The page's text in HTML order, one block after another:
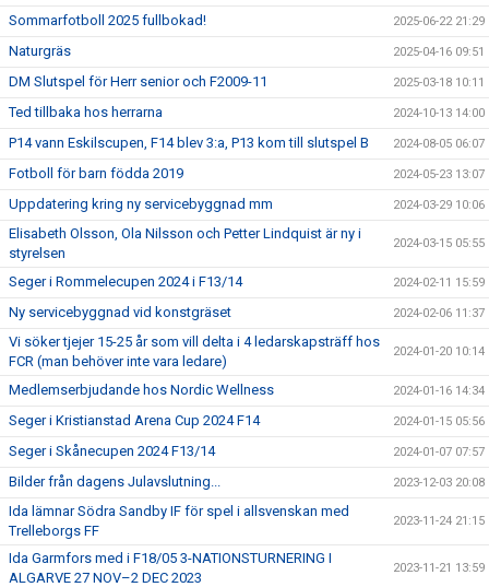
Sommarfotboll 2025 fullbokad! 2025-06-22 21:29
Naturgräs 2025-04-16 09:51
DM Slutspel för Herr senior och F2009-11 2025-03-18 10:11
Ted tillbaka hos herrarna 2024-10-13 14:00
P14 vann Eskilscupen, F14 blev 3:a, P13 kom till slutspel B 2024-08-05 06:07
Fotboll för barn födda 2019 2024-05-23 13:07
Uppdatering kring ny servicebyggnad mm 2024-03-29 10:06
Elisabeth Olsson, Ola Nilsson och Petter Lindquist är ny i
styrelsen
2024-03-15 05:55
Seger i Rommelecupen 2024 i F13/14 2024-02-11 15:59
Ny servicebyggnad vid konstgräset 2024-02-06 11:37
Vi söker tjejer 15-25 år som vill delta i 4 ledarskapsträff hos
FCR (man behöver inte vara ledare)
2024-01-20 10:14
Medlemserbjudande hos Nordic Wellness 2024-01-16 14:34
Seger i Kristianstad Arena Cup 2024 F14 2024-01-15 05:56
Seger i Skånecupen 2024 F13/14 2024-01-07 07:57
Bilder från dagens Julavslutning... 2023-12-03 20:08
Ida lämnar Södra Sandby IF för spel i allsvenskan med
Trelleborgs FF
2023-11-24 21:15
Ida Garmfors med i F18/05 3-NATIONSTURNERING I
ALGARVE 27 NOV–2 DEC 2023
2023-11-21 13:59